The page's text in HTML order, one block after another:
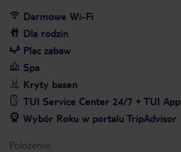
Darmowe Wi-Fi
Dla rodzin
Plac zabaw
Spa
Kryty basen
TUI Service Center 24/7 + TUI App
Wybór Roku w portalu TripAdvisor
Położenie: